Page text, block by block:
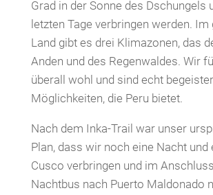
Grad in der Sonne des Dschungels
letzten Tage verbringen werden.
Land gibt es drei Klimazonen, das
Anden und des Regenwaldes. Wir
überall wohl und sind echt
Möglichkeiten, die Peru bietet.
Nach dem Inka-Trail war unser
Plan, dass wir noch eine Nacht und
Cusco verbringen und im
Nachtbus nach Puerto Maldonado